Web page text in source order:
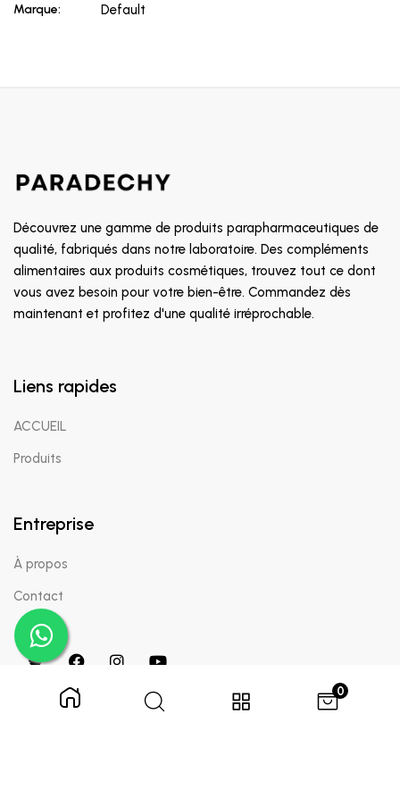
0
Marque: Default
Découvrez une gamme de produits parapharmaceutiques de
qualité, fabriqués dans notre laboratoire. Des compléments
alimentaires aux produits cosmétiques, trouvez tout ce dont
vous avez besoin pour votre bien-être. Commandez dès
maintenant et profitez d'une qualité irréprochable.
Liens rapides
ACCUEIL
Produits
Entreprise
À propos
Contact